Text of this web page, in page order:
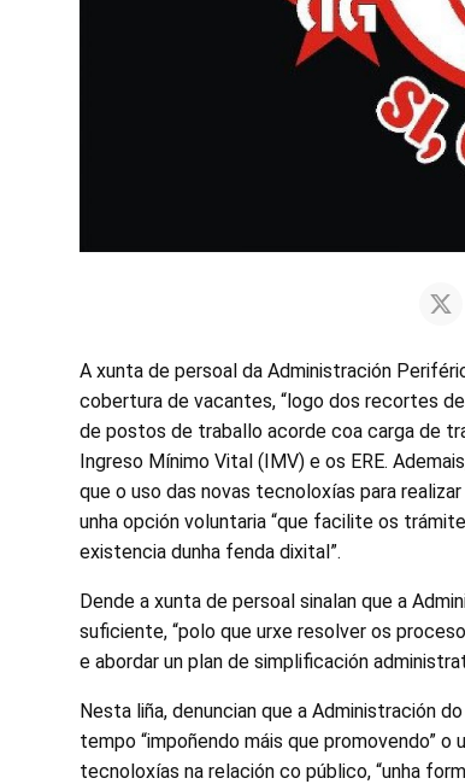
A xunta de persoal da Administración
cobertura de vacantes, “logo dos recortes
de postos de traballo acorde coa carga de
Ingreso Mínimo Vital (IMV) e os ERE.
que o uso das novas tecnoloxías para
unha opción voluntaria “que facilite os
existencia dunha fenda dixital”.
Dende a xunta de persoal sinalan que a
suficiente, “polo que urxe resolver os
e abordar un plan de simplificación
Nesta liña, denuncian que a Administración
tempo “impoñendo máis que promovendo” o
tecnoloxías na relación co público, “unha